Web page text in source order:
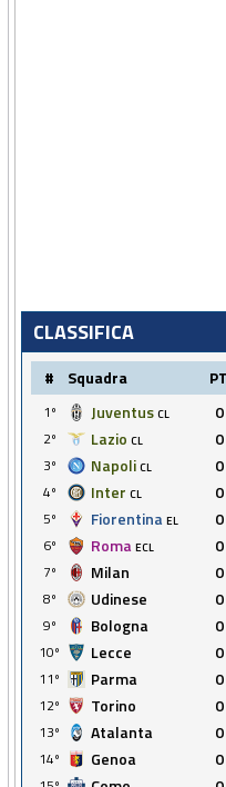
CLASSIFICA
# Squadra PT
1º Juventus CL 0
2º
Lazio CL 0
3º
Napoli CL 0
4º
Inter CL 0
5º
Fiorentina EL 0
6º
Roma ECL 0
7º
Milan 0
8º
Udinese 0
9º
Bologna 0
10º
Lecce 0
11º
Parma 0
12º
Torino 0
13º
Atalanta 0
14º
Genoa 0